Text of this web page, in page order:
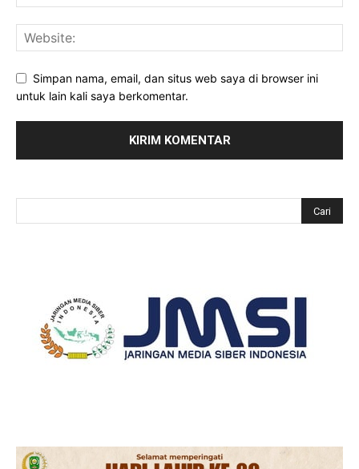
Simpan nama, email, dan situs web saya di browser ini
untuk lain kali saya berkomentar.